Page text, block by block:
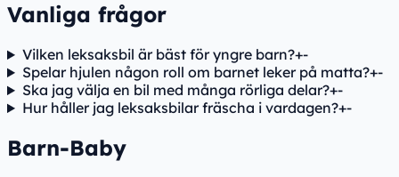
Vanliga frågor
Vilken leksaksbil är bäst för yngre barn?+-
Spelar hjulen någon roll om barnet leker på matta?+-
Ska jag välja en bil med många rörliga delar?+-
Hur håller jag leksaksbilar fräscha i vardagen?+-
Barn-Baby